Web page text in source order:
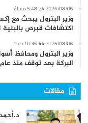
2026/08/06 5:48:24 مساءً
وزير البترول يبحث مع
اكتشافات قبرص بالبنية
2026/08/06 10:36:44 صباحًا
وزير البترول ومحافظ
البركة بعد توقف منذ عام 2022
مقالات